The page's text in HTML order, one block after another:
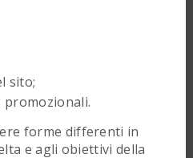
sito;
promozionali.
forme differenti in
e agli obiettivi della